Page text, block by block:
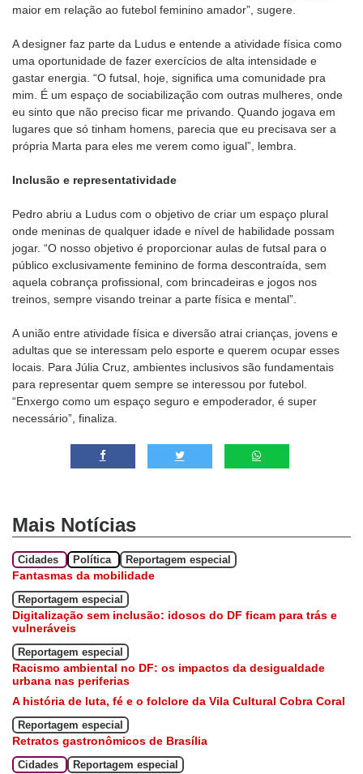
maior em relação ao futebol feminino amador”, sugere.
A designer faz parte da Ludus e entende a atividade física como
uma oportunidade de fazer exercícios de alta intensidade e
gastar energia. “O futsal, hoje, significa uma comunidade pra
mim. É um espaço de sociabilização com outras mulheres, onde
eu sinto que não preciso ficar me privando. Quando jogava em
lugares que só tinham homens, parecia que eu precisava ser a
própria Marta para eles me verem como igual”, lembra.
Inclusão e representatividade
Pedro abriu a Ludus com o objetivo de criar um espaço plural
onde meninas de qualquer idade e nível de habilidade possam
jogar. “O nosso objetivo é proporcionar aulas de futsal para o
público exclusivamente feminino de forma descontraída, sem
aquela cobrança profissional, com brincadeiras e jogos nos
treinos, sempre visando treinar a parte física e mental”.
A união entre atividade física e diversão atrai crianças, jovens e
adultas que se interessam pelo esporte e querem ocupar esses
locais. Para Júlia Cruz, ambientes inclusivos são fundamentais
para representar quem sempre se interessou por futebol.
“Enxergo como um espaço seguro e empoderador, é super
necessário”, finaliza.
Mais Notícias
Cidades Política Reportagem especial
Fantasmas da mobilidade
Reportagem especial
Digitalização sem inclusão: idosos do DF ficam para trás e
vulneráveis
Reportagem especial
Racismo ambiental no DF: os impactos da desigualdade
urbana nas periferias
A história de luta, fé e o folclore da Vila Cultural Cobra Coral
Reportagem especial
Retratos gastronômicos de Brasília
Cidades Reportagem especial